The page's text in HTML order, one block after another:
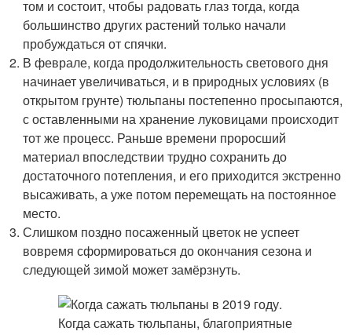
том и состоит, чтобы радовать глаз тогда, когда
большинство других растений только начали
пробуждаться от спячки.
В феврале, когда продолжительность светового дня
начинает увеличиваться, и в природных условиях (в
открытом грунте) тюльпаны постепенно просыпаются,
с оставленными на хранение луковицами происходит
тот же процесс. Раньше времени проросший
материал впоследствии трудно сохранить до
достаточного потепления, и его приходится экстренно
высаживать, а уже потом перемещать на постоянное
место.
Слишком поздно посаженный цветок не успеет
вовремя сформироваться до окончания сезона и
следующей зимой может замёрзнуть.